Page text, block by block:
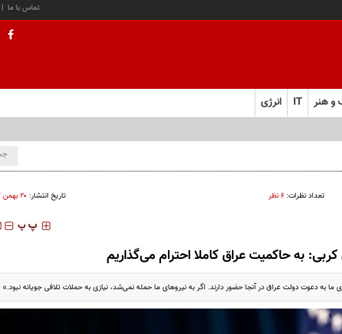
| تماس با ما
و هنر IT انرژی
تعداد نظرات: ۶ نظر تاریخ انتشار: ۲۰ بهمن ۱۴۰۲ - ۱۵:۳۱
‍‍‍ پ پ
به حاکمیت عراق کاملا احترام می‌گذاریم
ما به دعوت دولت عراق در آنجا حضور دارند. اگر به نیرو‌های ما حمله نمی‌شد، نیازی به حملات تلافی جویانه نبود.»